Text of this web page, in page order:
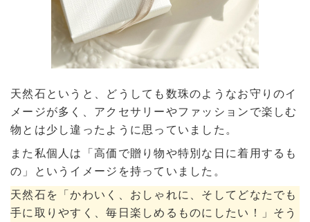
天然石というと、どうしても数珠のようなお守りのイ
メージが多く、アクセサリーやファッションで楽しむ
物とは少し違ったように思っていました。
また私個人は「高価で贈り物や特別な日に着用するも
の」というイメージを持っていました。
天然石を「かわいく、おしゃれに、そしてどなたでも
手に取りやすく、毎日楽しめるものにしたい！」そう